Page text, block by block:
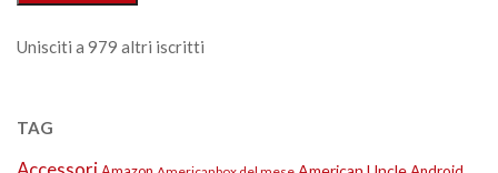
Unisciti a 979 altri iscritti
TAG